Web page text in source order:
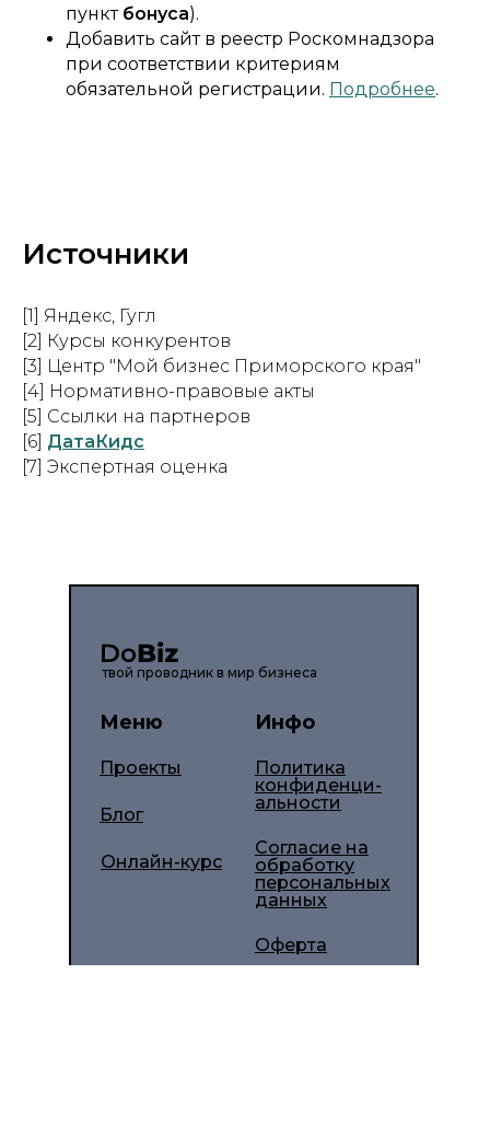
пункт бонуса).
Добавить сайт в реестр Роскомнадзора
при соответствии критериям
обязательной регистрации. Подробнее.
Источники
[1] Яндекс, Гугл
[2] Курсы конкурентов
[3] Центр "Мой бизнес Приморского края"
[4] Нормативно-правовые акты
[5] Ссылки на партнеров
[6] ДатаКидс
[7] Экспертная оценка
Меню
Проекты
Блог
Онлайн-курс
Инфо
Политика
конфиденци-
альности
Оферта
Согласие на
обработку
персональных
данных
твой проводник в мир бизнеса